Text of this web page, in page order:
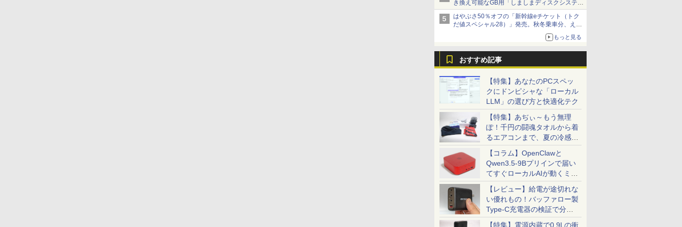
き換え可能なGB用「しましまディスクシステ
ム」
はやぶさ50％オフの「新幹線eチケット（トク
だ値スペシャル28）」発売。秋冬乗車分、えき
もっと見る
おすすめ記事
【特集】あなたのPCスペッ
クにドンピシャな「ローカル
LLM」の選び方と快適化テク
【特集】あぢぃ～もう無理
ぽ！千円の闘魂タオルから着
るエアコンまで、夏の冷感グ
ッズ一挙紹介
【コラム】OpenClawと
Qwen3.5-9Bプリインで届い
てすぐローカルAIが動くミニ
PC「SER9 Pro」
【レビュー】給電が途切れな
い優れもの！バッファロー製
Type-C充電器の検証で分か
ったこと
【特集】電源内蔵で0.9Lの衝